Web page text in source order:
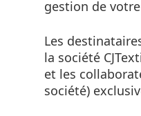
gestion de
Les
la société
et les
société)